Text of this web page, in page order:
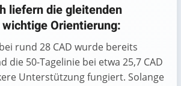
liefern die gleitenden
Orientierung:
rund 28 CAD wurde bereits
die 50-Tagelinie bei etwa 25,7 CAD
Unterstützung fungiert. Solange